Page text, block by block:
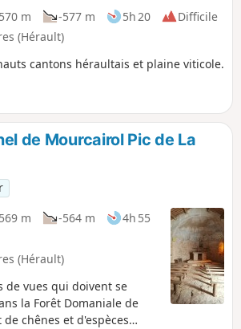
m -577 m 5h 20
Difficile
(Hérault)
cantons héraultais et plaine viticole.
de Mourcairol Pic de La
m -564 m
4h 55
(Hérault)
de vues qui doivent se
la Forêt Domaniale de
chênes et d'espèces